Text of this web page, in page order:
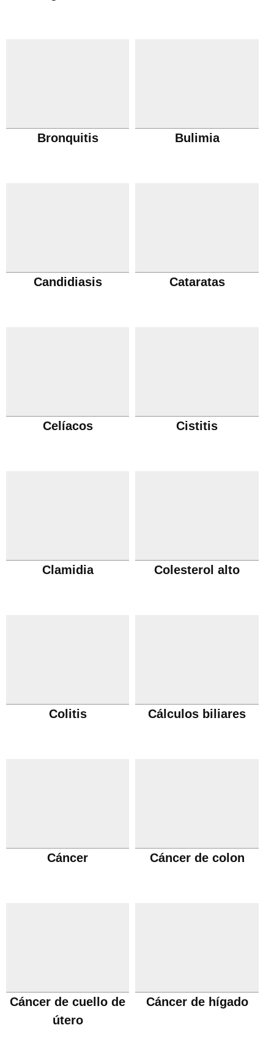
Bronquitis Bulimia
Candidiasis Cataratas
Celíacos Cistitis
Clamidia Colesterol alto
Colitis Cálculos biliares
Cáncer Cáncer de colon
Cáncer de cuello de
útero
Cáncer de hígado